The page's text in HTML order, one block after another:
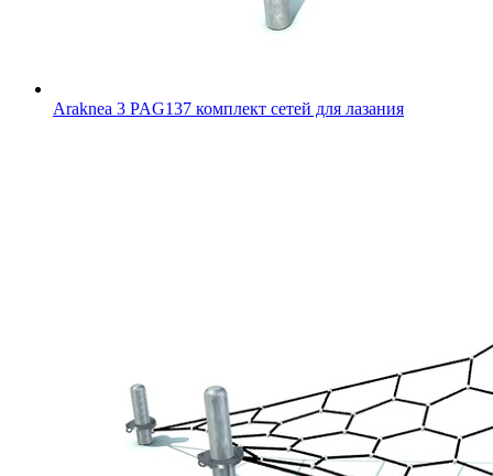
Araknea 3 PAG137 комплект сетей для лазания